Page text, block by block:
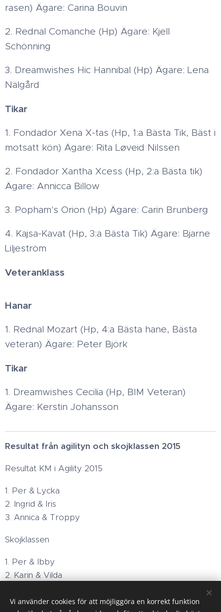
rasen) Ägare: Carina Bouvin
2. Rednal Comanche (Hp) Ägare: Kjell
Schönning
3. Dreamwishes Hic Hannibal (Hp) Ägare: Lena
Nälgård
Tikar
1. Fondador Xena X-tas (Hp, 1:a Bästa Tik, Bäst i
motsatt kön) Ägare: Rita Løveid Nilssen
2. Fondador Xantha Xcess (Hp, 2:a Bästa tik)
Ägare: Annicca Billow
3. Popham's Orion (Hp) Ägare: Carin Brunberg
4. Kajsa-Kavat (Hp, 3:a Bästa Tik) Ägare: Bjarne
Liljeström
Veteranklass
Hanar
1. Rednal Mozart (Hp, 4:a Bästa hane, Bästa
veteran) Ägare: Peter Björk
Tikar
1. Dreamwishes Cecilia (Hp, BIM Veteran)
Ägare: Kerstin Johansson
Resultat från agilityn och skojklassen 2015
Resultat KM i Agility 2015
1. Per & Lycka
2. Ingrid & Iris
3. Annica & Troppy
Skojklassen
1. Per & Ibby
2. Karin & Vilda
Vi använder cookies för att möjliggöra en korrekt funktion